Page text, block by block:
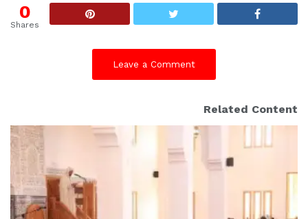
0
Shares
Leave a Comment
Related Content